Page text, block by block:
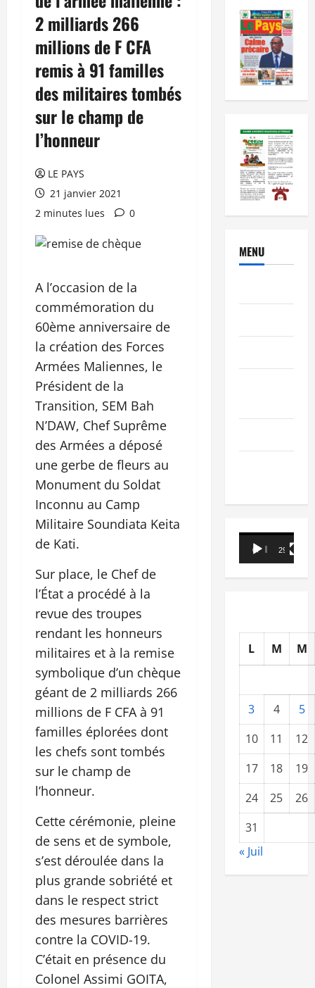
2 milliards 266
millions de F CFA
remis à 91 familles
des militaires tombés
sur le champ de
l’honneur
LE PAYS
21 janvier 2021
2 minutes lues
0
A l’occasion de la
commémoration du
60ème anniversaire de
la création des Forces
Armées Maliennes, le
Président de la
Transition, SEM Bah
N’DAW, Chef Suprême
des Armées a déposé
une gerbe de fleurs au
Monument du Soldat
Inconnu au Camp
Militaire Soundiata Keita
de Kati.
Sur place, le Chef de
l’État a procédé à la
revue des troupes
rendant les honneurs
militaires et à la remise
symbolique d’un chèque
géant de 2 milliards 266
millions de F CFA à 91
familles éplorées dont
les chefs sont tombés
sur le champ de
l’honneur.
Cette cérémonie, pleine
de sens et de symbole,
s’est déroulée dans la
plus grande sobriété et
dans le respect strict
des mesures barrières
contre la COVID-19.
C’était en présence du
Colonel Assimi GOITA,
MENU
Lecteur
vidéo
00:00 29:21
L M M
3 4
5
10
11
12
17
18
19
24
25
26
31
« Juil